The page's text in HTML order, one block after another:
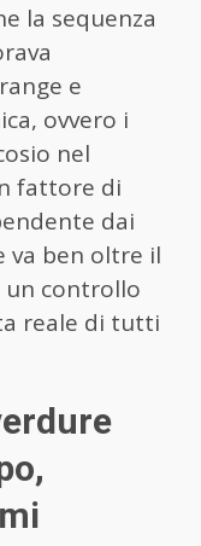
la sequenza
e
ovvero i
nel
fattore di
dai
va ben oltre il
un controllo
reale di tutti